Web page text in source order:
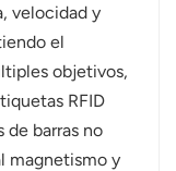
velocidad y
el
objetivos,
RFID
de barras no
magnetismo y